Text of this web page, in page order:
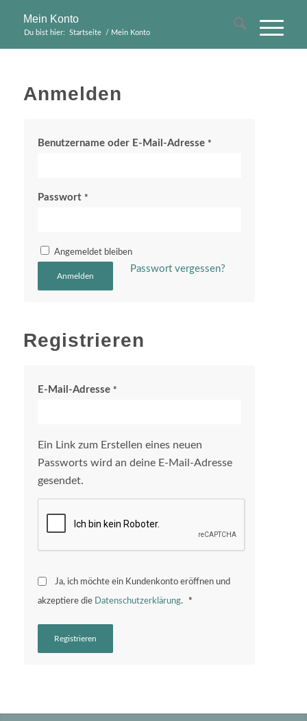
Mein Konto
Du bist hier: Startseite / Mein Konto
Anmelden
Benutzername oder E-Mail-Adresse *
Passwort *
Angemeldet bleiben
Anmelden
Passwort vergessen?
Registrieren
E-Mail-Adresse *
Ein Link zum Erstellen eines neuen
Passworts wird an deine E-Mail-Adresse
gesendet.
Ja, ich möchte ein Kundenkonto eröffnen und
akzeptiere die Datenschutzerklärung. *
Registrieren